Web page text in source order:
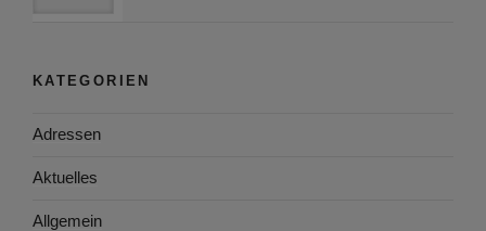
KATEGORIEN
Adressen
Aktuelles
Allgemein